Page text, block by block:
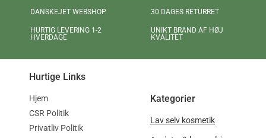
DANSKEJET WEBSHOP
HURTIG LEVERING 1-2
HVERDAGE
30 DAGES RETURRET
UNIKT BRAND AF HØJ
KVALITET
Hurtige Links
Hjem
CSR Politik
Privatliv Politik
Kategorier
Lav selv kosmetik